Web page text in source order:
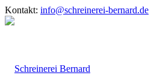
Kontakt: info@schreinerei-bernard.de